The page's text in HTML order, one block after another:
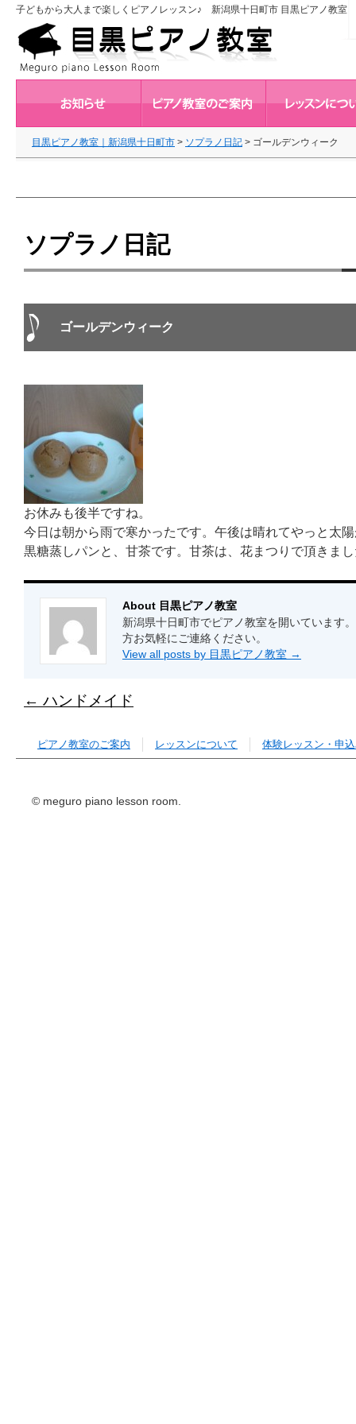
子どもから大人まで楽しくピアノレッスン♪ 新潟県十日町市 目黒ピアノ教室
目黒ピアノ教室｜新潟県十日町市 > ソプラノ日記 > ゴールデンウィーク
ソプラノ日記
ゴールデンウィーク
お休みも後半ですね。
今日は朝から雨で寒かったです。午後は晴れてやっと太
黒糖蒸しパンと、甘茶です。甘茶は、花まつりで頂きま
About 目黒ピアノ教室
新潟県十日町市でピアノ教室を開いています
方お気軽にご連絡ください。
View all posts by 目黒ピアノ教室 →
← ハンドメイド
ピアノ教室のご案内 レッスンについて 体験レッスン・申
© meguro piano lesson room.